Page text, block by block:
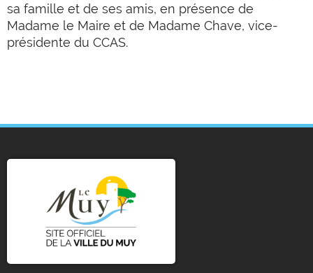
sa famille et de ses amis, en présence de
Madame le Maire et de Madame Chave, vice-
présidente du CCAS.